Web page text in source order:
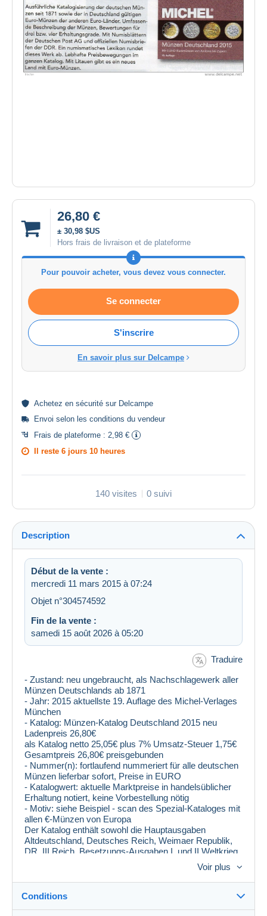
26,80 €
± 30,98 $US
Hors frais de livraison et de plateforme
Pour pouvoir acheter, vous devez vous connecter.
Se connecter
S'inscrire
En savoir plus sur Delcampe
Achetez en sécurité sur Delcampe
Envoi selon les conditions du vendeur
Frais de plateforme : 2,98 €
Il reste 6 jours 10 heures
140 visites 0 suivi
Description
Début de la vente :
mercredi 11 mars 2015 à 07:24
Objet n°304574592
Fin de la vente :
samedi 15 août 2026 à 05:20
Traduire
- Zustand: neu ungebraucht, als Nachschlagewerk aller
Münzen Deutschlands ab 1871
- Jahr: 2015 aktuellste 19. Auflage des Michel-Verlages
München
- Katalog: Münzen-Katalog Deutschland 2015 neu
Ladenpreis 26,80€
als Katalog netto 25,05€ plus 7% Umsatz-Steuer 1,75€
Gesamtpreis 26,80€ preisgebunden
- Nummer(n): fortlaufend nummeriert für alle deutschen
Münzen lieferbar sofort, Preise in EURO
- Katalogwert: aktuelle Marktpreise in handelsüblicher
Erhaltung notiert, keine Vorbestellung nötig
- Motiv: siehe Beispiel - scan des Spezial-Kataloges mit
allen €-Münzen von Europa
Der Katalog enthält sowohl die Hauptausgaben
Altdeutschland, Deutsches Reich, Weimaer Republik,
DR, III.Reich, Besetzungs-Ausgaben I. und II.Weltkrieg,
Danzig, Saar, DDR und Bundesrepublik Deutschland
als auch alle anderen Münzen Deutschlands wie
Einzelmünzen, Münzsätze, Rollenware. Er beinhaltet
die deutschen Münzen ab 1871: Deutsche Staaten,
Voir plus
Conditions